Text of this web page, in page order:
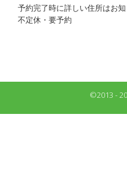
予約完了時に詳しい住所はお
不定休・要予約
©2013 -